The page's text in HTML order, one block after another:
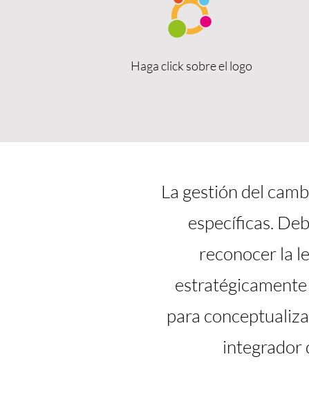
Haga click sobre el logo
La gestión del
específicas.
reconocer la
para
integrador